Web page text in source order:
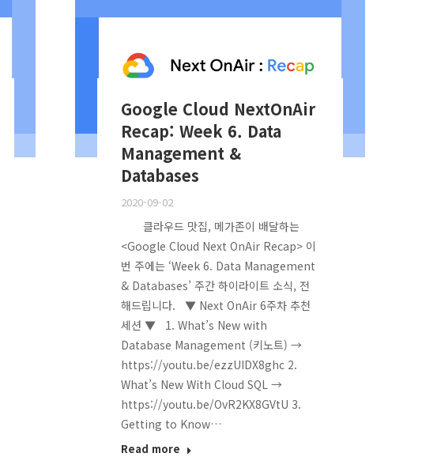
Google Cloud NextOnAir
Recap: Week 6. Data
Management &
Databases
2020-09-02
클라우드 맛집, 메가존이 배달하는
<Google Cloud Next OnAir Recap> 이
번 주에는 ‘Week 6. Data Management
& Databases’ 주간 하이라이트 소식, 전
해드립니다. ▼ Next OnAir 6주차 추천
세션 ▼ 1. What’s New with
Database Management (키노트) →
https://youtu.be/ezzUIDX8ghc 2.
What’s New With Cloud SQL →
https://youtu.be/OvR2KX8GVtU 3.
Getting to Know…
Read more